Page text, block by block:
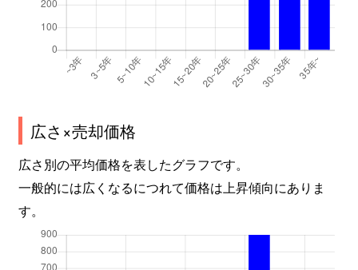
広さ×売却価格
広さ別の平均価格を表したグラフです。
一般的には広くなるにつれて価格は上昇傾向にありま
す。